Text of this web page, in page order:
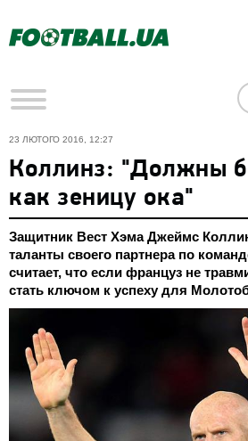
23 ЛЮТОГО 2016, 12:27
Коллинз: "Должны
как зеницу ока"
Защитник Вест Хэма Джеймс
таланты своего партнера по
считает, что если француз не
стать ключом к успеху для